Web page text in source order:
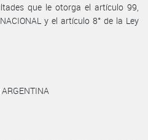
que le otorga el artículo 99,
y el artículo 8° de la Ley
ARGENTINA